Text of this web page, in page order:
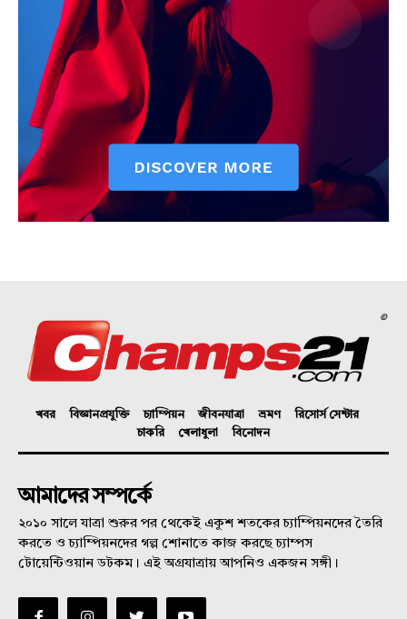
©
খবর বিজ্ঞানপ্রযুক্তি চ্যাম্পিয়ন জীবনযাত্রা ভ্রমণ
রিসোর্স সেন্টার
চাকরি
খেলাধুলা বিনোদন
আমাদের সম্পর্কে
২০১০ সালে যাত্রা শুরুর পর থেকেই একুশ শতকের চ্যাম্পিয়নদের তৈরি
করতে ও চ্যাম্পিয়নদের গল্প শোনাতে কাজ করছে চ্যাম্পস
টোয়েন্টিওয়ান ডটকম। এই অগ্রযাত্রায় আপনিও একজন সঙ্গী।